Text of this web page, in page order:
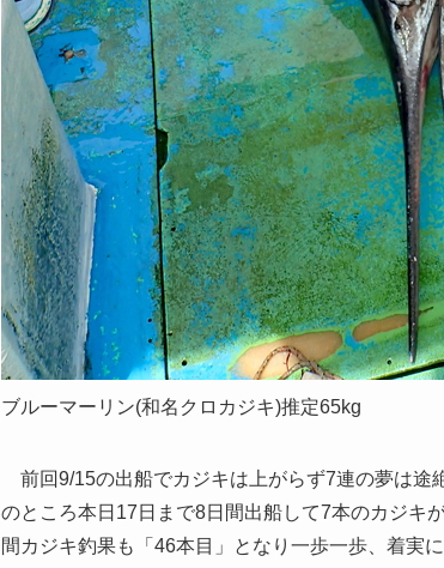
ブルーマーリン(和名クロカジキ)推定65kg
前回9/15の出船でカジキは上がらず7連の夢は途
のところ本日17日まで8日間出船して7本のカジキ
間カジキ釣果も「46本目」となり一歩一歩、着実に